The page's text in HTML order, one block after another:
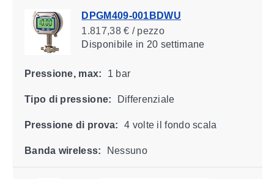
DPGM409-001BDWU
1.817,38 € / pezzo
Disponibile in 20 settimane
Pressione, max: 1 bar
Tipo di pressione: Differenziale
Pressione di prova: 4 volte il fondo scala
Banda wireless: Nessuno